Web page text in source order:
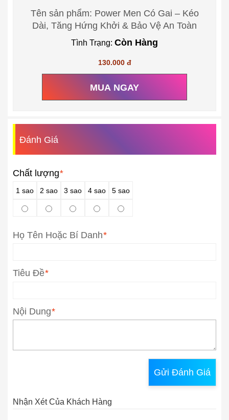
Tên sản phẩm: Power Men Có Gai – Kéo
Dài, Tăng Hứng Khởi & Bảo Vệ An Toàn
Tình Trạng: Còn Hàng
130.000 đ
MUA NGAY
Đánh Giá
Chất lượng*
1 sao 2 sao 3 sao 4 sao 5 sao
*
Họ Tên Hoặc Bí Danh
*
Tiêu Đề
*
Nội Dung
Gửi Đánh Giá
Nhận Xét Của Khách Hàng